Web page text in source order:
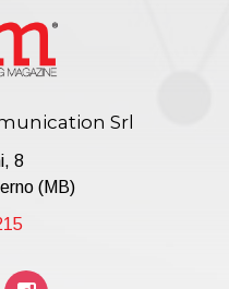
Srl
8
(MB)